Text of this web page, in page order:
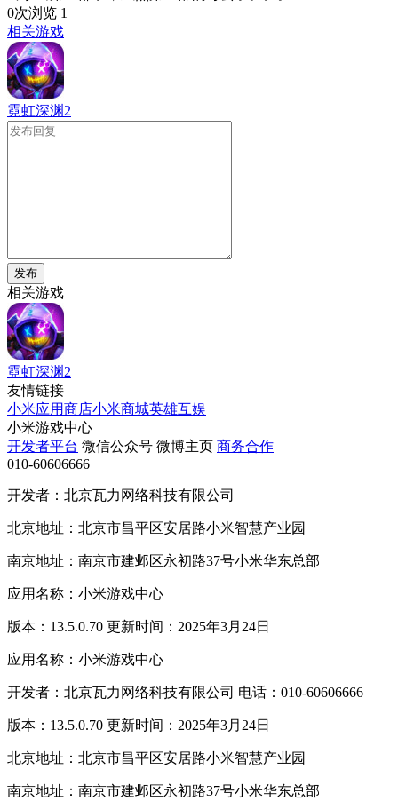
0次浏览 1
相关游戏
霓虹深渊2
发布
相关游戏
霓虹深渊2
友情链接
小米应用商店小米商城英雄互娱
小米游戏中心
开发者平台 微信公众号 微博主页 商务合作
010-60606666
开发者：北京瓦力网络科技有限公司
北京地址：北京市昌平区安居路小米智慧产业园
南京地址：南京市建邺区永初路37号小米华东总部
应用名称：小米游戏中心
版本：13.5.0.70 更新时间：2025年3月24日
应用名称：小米游戏中心
开发者：北京瓦力网络科技有限公司 电话：010-60606666
版本：13.5.0.70 更新时间：2025年3月24日
北京地址：北京市昌平区安居路小米智慧产业园
南京地址：南京市建邺区永初路37号小米华东总部